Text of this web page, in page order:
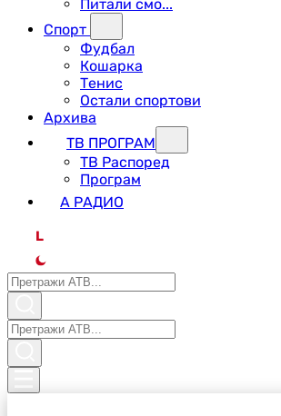
Питали смо...
Спорт
Фудбал
Кошарка
Тенис
Остали спортови
Архива
ТВ ПРОГРАМ
ТВ Распоред
Програм
А РАДИО
L